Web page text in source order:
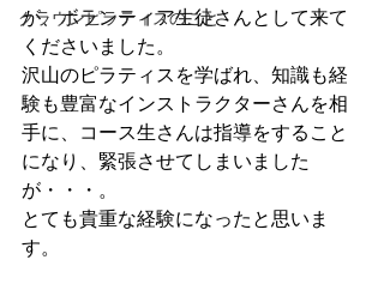
クラウンピラティスのこと
が、ボランティア生徒さんとして来て
くださいました。
沢山のピラティスを学ばれ、知識も経
験も豊富なインストラクターさんを相
手に、コース生さんは指導をすること
になり、緊張させてしまいました
が・・・。
とても貴重な経験になったと思いま
す。